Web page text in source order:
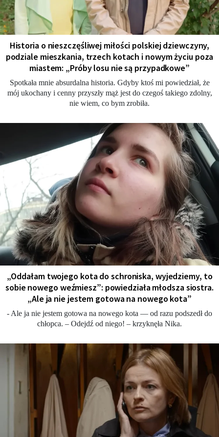
Historia o nieszczęśliwej miłości polskiej dziewczyny,
podziale mieszkania, trzech kotach i nowym życiu poza
miastem: „Próby losu nie są przypadkowe”
Spotkała mnie absurdalna historia. Gdyby ktoś mi powiedział, że
mój ukochany i cenny przyszły mąż jest do czegoś takiego zdolny,
nie wiem, co bym zrobiła.
„Oddałam twojego kota do schroniska, wyjedziemy, to
sobie nowego weźmiesz”: powiedziała młodsza siostra.
„Ale ja nie jestem gotowa na nowego kota”
- Ale ja nie jestem gotowa na nowego kota — od razu podszedł do
chłopca. – Odejdź od niego! – krzyknęła Nika.